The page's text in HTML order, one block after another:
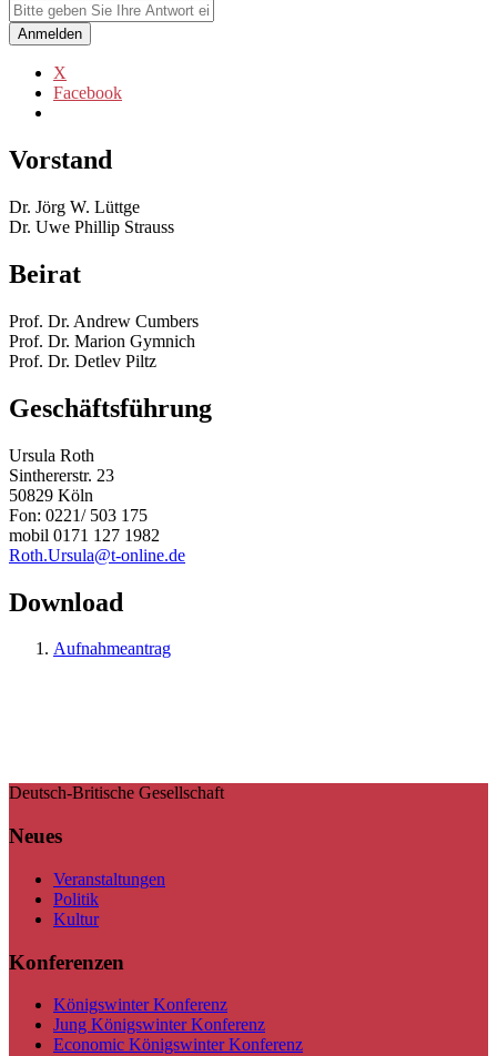
Anmelden
X
Facebook
Vorstand
Dr. Jörg W. Lüttge
Dr. Uwe Phillip Strauss
Beirat
Prof. Dr. Andrew Cumbers
Prof. Dr. Marion Gymnich
Prof. Dr. Detlev Piltz
Geschäftsführung
Ursula Roth
Sinthererstr. 23
50829 Köln
Fon: 0221/ 503 175
mobil 0171 127 1982
Roth.Ursula@t-online.de
Download
Aufnahmeantrag
Deutsch-Britische Gesellschaft
Neues
Veranstaltungen
Politik
Kultur
Konferenzen
Königswinter Konferenz
Jung Königswinter Konferenz
Economic Königswinter Konferenz